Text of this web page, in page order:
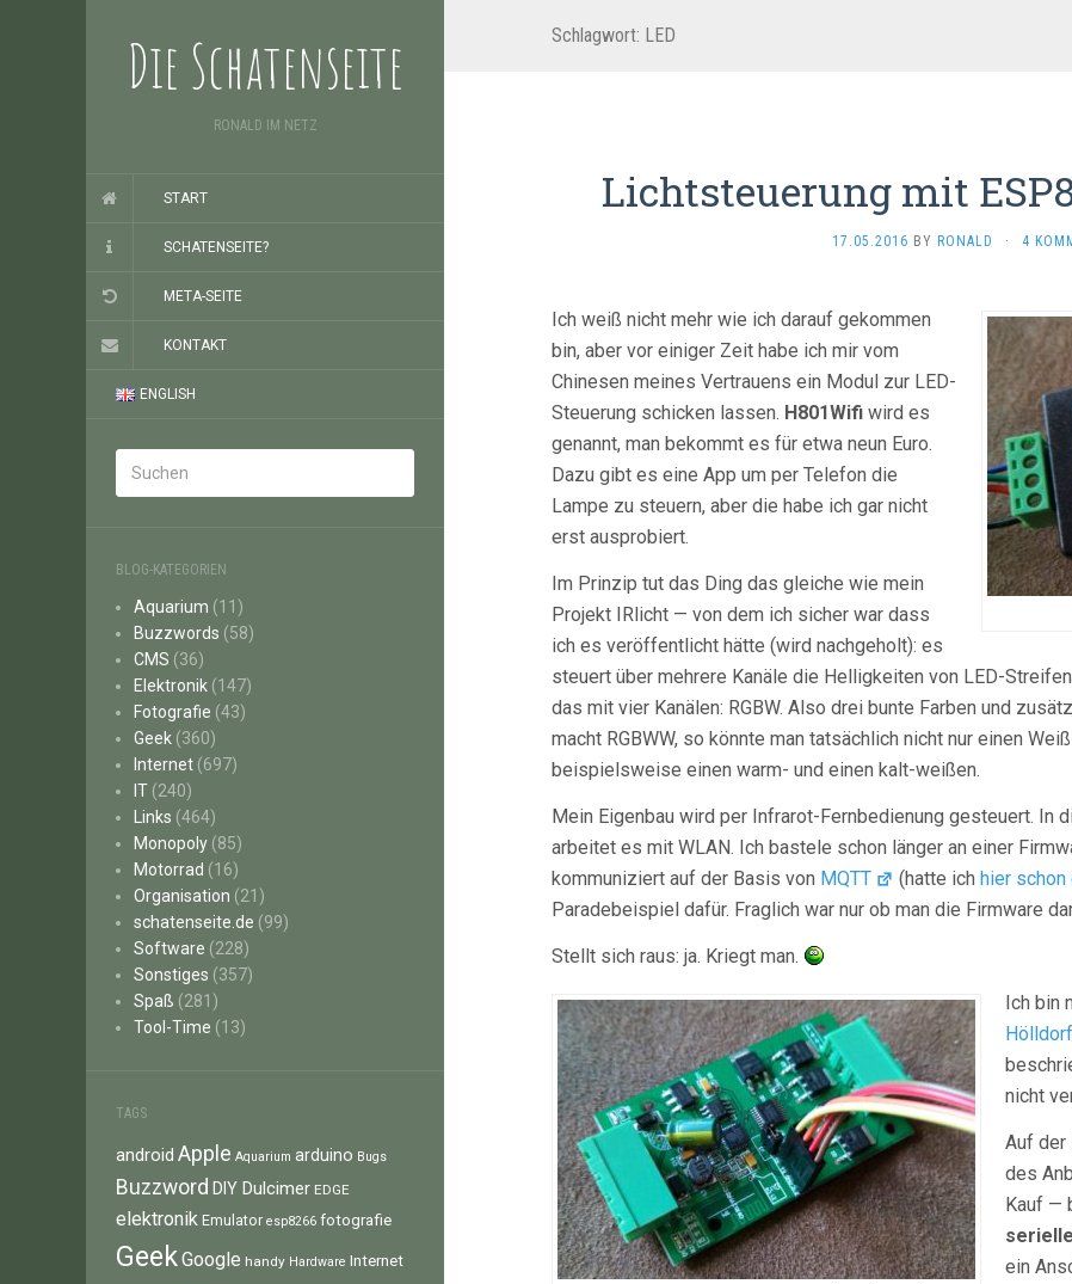
Die Schatenseite
RONALD IM NETZ
START
SCHATENSEITE?
META-SEITE
KONTAKT
ENGLISH
BLOG-KATEGORIEN
Aquarium (11)
Buzzwords (58)
CMS (36)
Elektronik (147)
Fotografie (43)
Geek (360)
Internet (697)
IT (240)
Links (464)
Monopoly (85)
Motorrad (16)
Organisation (21)
schatenseite.de (99)
Software (228)
Sonstiges (357)
Spaß (281)
Tool-Time (13)
TAGS
android Apple Aquarium arduino Bugs
Buzzword DIY Dulcimer EDGE
elektronik Emulator esp8266 fotografie
GeekGoogle handy Hardware Internet
Schlagwort: LED
Lichtsteuerung mit
17.05.2016 BY RONALD · 4
Ich weiß nicht mehr wie ich darauf gekommen
bin, aber vor einiger Zeit habe ich mir vom
Chinesen meines Vertrauens ein Modul zur LED-
Steuerung schicken lassen. H801Wifi wird es
genannt, man bekommt es für etwa neun Euro.
Dazu gibt es eine App um per Telefon die
Lampe zu steuern, aber die habe ich gar nicht
erst ausprobiert.
Im Prinzip tut das Ding das gleiche wie mein
Projekt IRlicht — von dem ich sicher war dass
ich es veröffentlicht hätte (wird nachgeholt): es
steuert über mehrere Kanäle die Helligkeiten von LED-
das mit vier Kanälen: RGBW. Also drei bunte Farben und
macht RGBWW, so könnte man tatsächlich nicht nur einen
beispielsweise einen warm- und einen kalt-weißen.
Mein Eigenbau wird per Infrarot-Fernbedienung gesteuert. In
arbeitet es mit WLAN. Ich bastele schon länger an einer
kommuniziert auf der Basis von MQTT (hatte ichhier schon
Paradebeispiel dafür. Fraglich war nur ob man die Firmware
Stellt sich raus: ja. Kriegt man.
Ich bin
nicht
Auf der
des
Kauf —
ein